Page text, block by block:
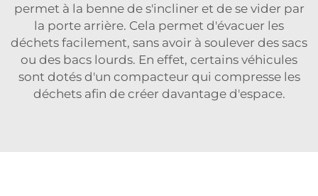
permet à la benne de s'incliner et de se vider par
la porte arrière. Cela permet d'évacuer les
déchets facilement, sans avoir à soulever des sacs
ou des bacs lourds. En effet, certains véhicules
sont dotés d'un compacteur qui compresse les
déchets afin de créer davantage d'espace.